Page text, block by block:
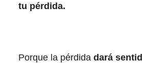
tu pérdida.
Porque la pérdida dará